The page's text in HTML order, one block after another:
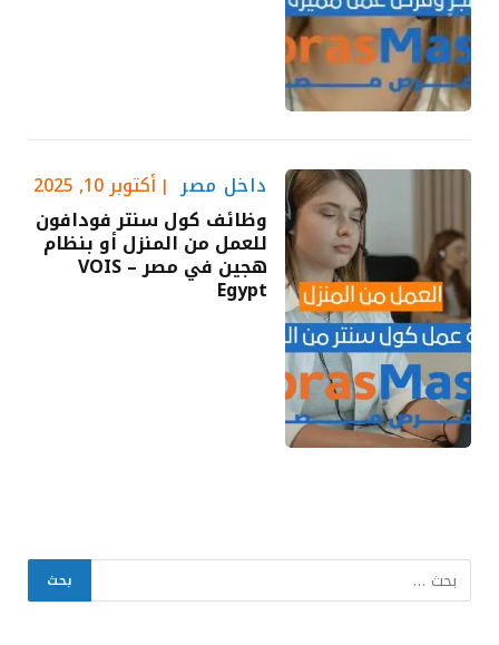
داخل مصر أكتوبر 10, 2025
وظائف كول سنتر فودافون
للعمل من المنزل أو بنظام
هجين في مصر – VOIS
Egypt